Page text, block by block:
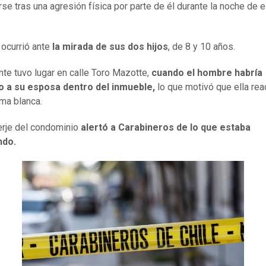
tras una agresión física por parte de él durante la noche de
ante la mirada de sus dos hijos, de 8 y 10 años.
tuvo lugar en calle Toro Mazotte, cuando el hombre habría
a su esposa dentro del inmueble, lo que motivó que ella
blanca.
del condominio alertó a Carabineros de lo que estaba